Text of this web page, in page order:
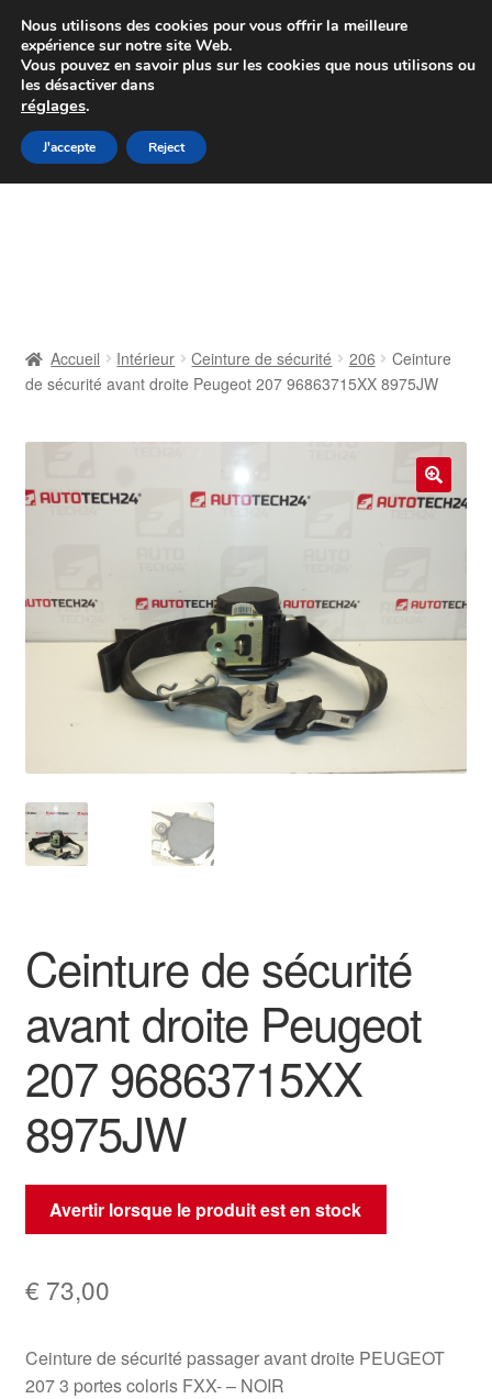
Colissimo livraison à partir de 7 EUR
Du lundi au vendredi de 9 h à 16 h
Aller
à
Aller
au
Contact
Livraison
Livraison internationale
Politique de confidentialité
Procédure de Réclamation
Accueil Intérieur Ceinture de sécurité 206
Ceinture
de sécurité avant droite Peugeot 207 96863715XX 8975JW
🔍
Ceinture de sécurité
avant droite Peugeot
207 96863715XX
8975JW
Avertir lorsque le produit est en stock
€ 73,00
Ceinture de sécurité passager avant droite PEUGEOT
207 3 portes coloris FXX- – NOIR
Nous utilisons des cookies pour vous offrir la meilleure
expérience sur notre site Web.
Vous pouvez en savoir plus sur les cookies que nous utilisons ou
les désactiver dans
réglages.
J'accepte Reject